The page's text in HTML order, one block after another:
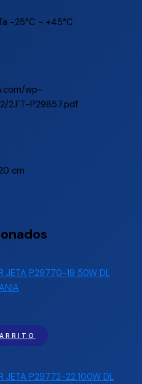
-25°C ~ +45°C
wp-
2.FT-P29857.pdf
cm